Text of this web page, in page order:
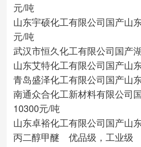
元/吨
山东宇硕化工有限公司国产山
元/吨
武汉市恒久化工有限公司国产
山东艾特化工有限公司国产山
青岛盛泽化工有限公司国产山
南通众合化工新材料有限公司
10300元/吨
山东卓裕化工有限公司国产山
丙二醇甲醚 优品级，工业级